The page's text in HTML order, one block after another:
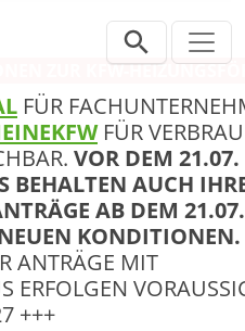
ZUR KFW-
FÜR
FÜR
VOR DEM 21.07.
BEHALTEN AUCH
AB DEM 21.07.
KONDITIONEN.
ANTRÄGE MIT
ERFOLGEN
+++